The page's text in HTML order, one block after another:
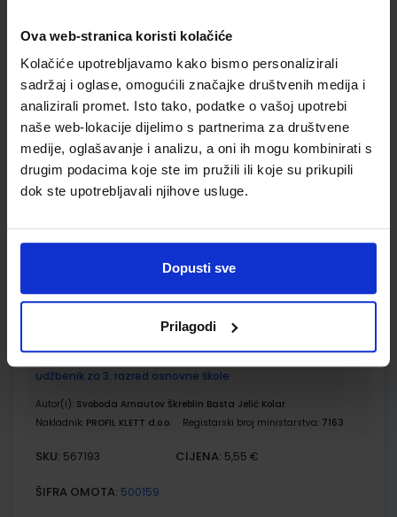
Ova web-stranica koristi kolačiće
Kolačiće upotrebljavamo kako bismo personalizirali
sadržaj i oglase, omogućili značajke društvenih medija i
analizirali promet. Isto tako, podatke o vašoj upotrebi
naše web-lokacije dijelimo s partnerima za društvene
medije, oglašavanje i analizu, a oni ih mogu kombinirati s
drugim podacima koje ste im pružili ili koje su prikupili
dok ste upotrebljavali njihove usluge.
Dopusti sve
Prilagodi
ŠIFRA OMOTA: 500160
Udžbenik Omot
POGLED U SVIJET 3, TRAGOM PRIRODE I DRUŠTVA; 1. dio, radni
udžbenik za 3. razred osnovne škole
Autor(i):
Svoboda Arnautov Škreblin Basta Jelić Kolar
Nakladnik:PROFIL KLETT d.o.o. Registarski broj ministarstva:
SKU:567192 CIJENA:5,25 €
Udžbenik Omot
udžbenik za 3. razred osnovne škole
Autor(i): Svoboda Arnautov Škreblin Basta Jelić Kolar
Nakladnik: PROFIL KLETT d.o.o. Registarski broj ministarstva: 7163
SKU: 567193 CIJENA: 5,55 €
ŠIFRA OMOTA: 500159